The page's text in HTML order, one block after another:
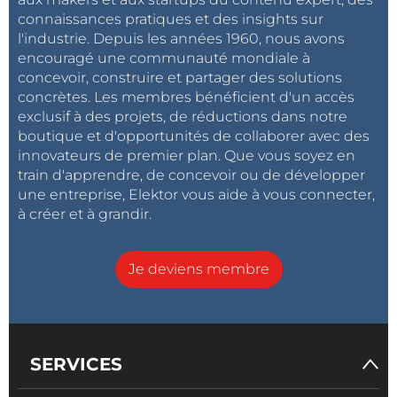
Répondre
connaissances pratiques et des insights sur
l'industrie. Depuis les années 1960, nous avons
encouragé une communauté mondiale à
concevoir, construire et partager des solutions
concrètes. Les membres bénéficient d'un accès
exclusif à des projets, de réductions dans notre
boutique et d'opportunités de collaborer avec des
innovateurs de premier plan. Que vous soyez en
train d'apprendre, de concevoir ou de développer
une entreprise, Elektor vous aide à vous connecter,
à créer et à grandir.
Je deviens membre
SERVICES